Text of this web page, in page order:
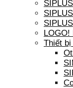
SIPLUS
LOGO!
Thiết